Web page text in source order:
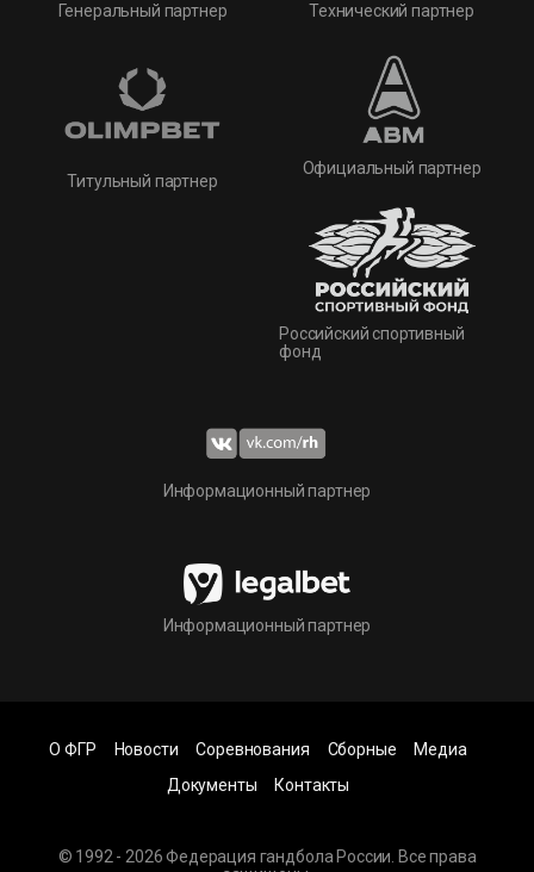
Генеральный партнер
Титульный партнер
Технический партнер
Официальный партнер
Российский спортивный
фонд
Информационный партнер
Информационный партнер
© 1992 - 2026 Федерация гандбола России. Все права
О ФГР Новости Соревнования Сборные
Медиа
Документы
Контакты